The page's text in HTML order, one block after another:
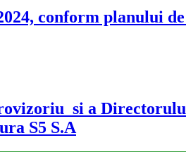
conform planului
si a
S5 S.A